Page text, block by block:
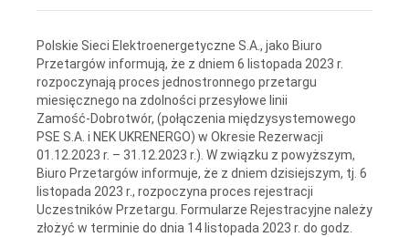
Polskie Sieci Elektroenergetyczne S.A., jako Biuro
Przetargów informują, że z dniem 6 listopada 2023 r.
rozpoczynają proces jednostronnego przetargu
miesięcznego na zdolności przesyłowe linii
Zamość‑Dobrotwór, (połączenia międzysystemowego
PSE S.A. i NEK UKRENERGO) w Okresie Rezerwacji
01.12.2023 r. – 31.12.2023 r.). W związku z powyższym,
Biuro Przetargów informuje, że z dniem dzisiejszym, tj. 6
listopada 2023 r., rozpoczyna proces rejestracji
Uczestników Przetargu. Formularze Rejestracyjne należy
złożyć w terminie do dnia 14 listopada 2023 r. do godz.